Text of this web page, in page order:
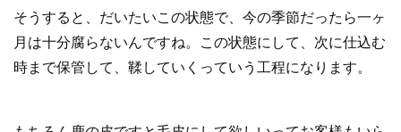
そうすると、だいたいこの状態で、今の季節だったら一ヶ
月は十分腐らないんですね。この状態にして、次に仕込む
時まで保管して、鞣していくっていう工程になります。